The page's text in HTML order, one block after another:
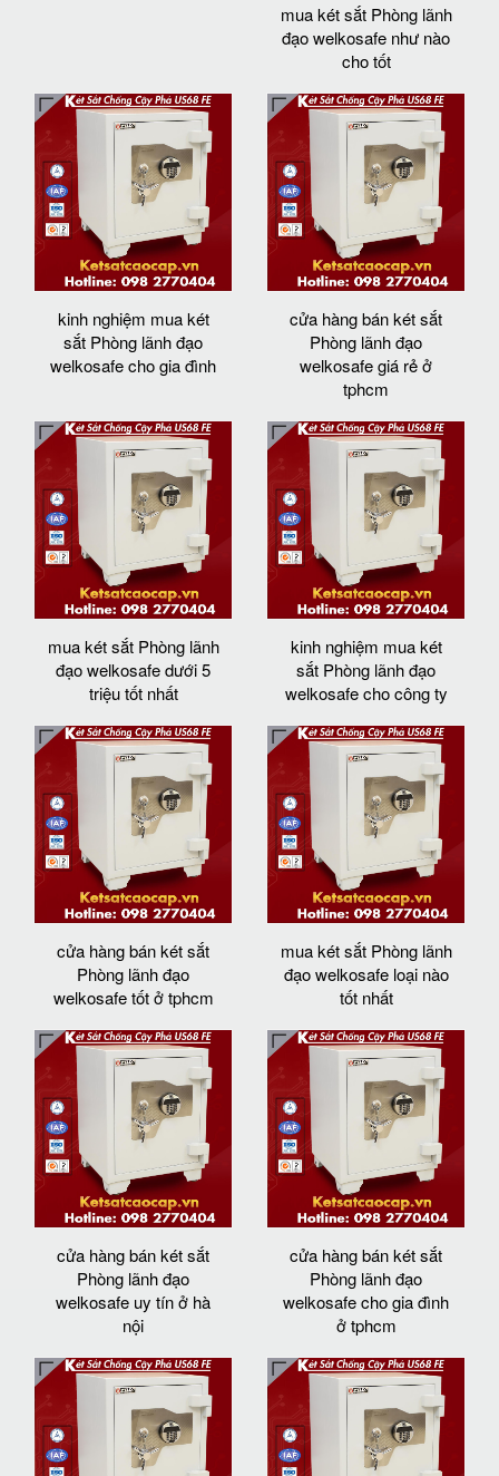
mua két sắt Phòng lãnh
đạo welkosafe như nào
cho tốt
kinh nghiệm mua két
sắt Phòng lãnh đạo
welkosafe cho gia đình
cửa hàng bán két sắt
Phòng lãnh đạo
welkosafe giá rẻ ở
tphcm
mua két sắt Phòng lãnh
đạo welkosafe dưới 5
triệu tốt nhất
kinh nghiệm mua két
sắt Phòng lãnh đạo
welkosafe cho công ty
cửa hàng bán két sắt
Phòng lãnh đạo
welkosafe tốt ở tphcm
mua két sắt Phòng lãnh
đạo welkosafe loại nào
tốt nhất
cửa hàng bán két sắt
Phòng lãnh đạo
welkosafe uy tín ở hà
nội
cửa hàng bán két sắt
Phòng lãnh đạo
welkosafe cho gia đình
ở tphcm